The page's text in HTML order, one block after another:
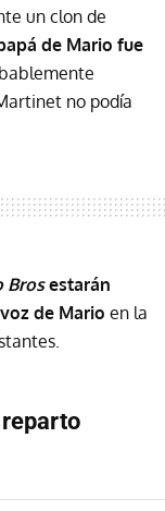
un clon de
de Mario fue
no podía
Brosestarán
de Mario en la